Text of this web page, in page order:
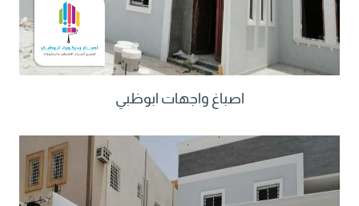
اصباغ واجهات ابوظبي